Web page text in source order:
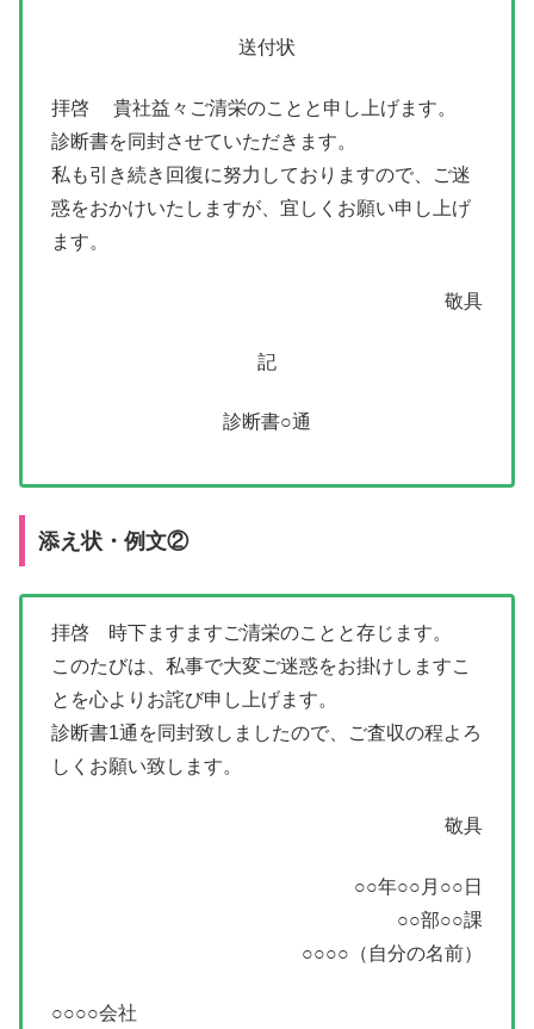
送付状
拝啓 貴社益々ご清栄のことと申し上げます。
診断書を同封させていただきます。
私も引き続き回復に努力しておりますので、ご迷
惑をおかけいたしますが、宜しくお願い申し上げ
ます。
敬具
記
診断書○通
添え状・例文②
拝啓 時下ますますご清栄のことと存じます。
このたびは、私事で大変ご迷惑をお掛けしますこ
とを心よりお詫び申し上げます。
診断書1通を同封致しましたので、ご査収の程よろ
しくお願い致します。
敬具
○○年○○月○○日
○○部○○課
○○○○（自分の名前）
○○○○会社